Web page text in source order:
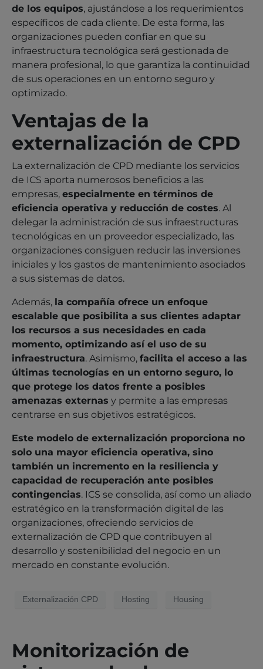
de los equipos, ajustándose a los requerimientos
específicos de cada cliente. De esta forma, las
organizaciones pueden confiar en que su
infraestructura tecnológica será gestionada de
manera profesional, lo que garantiza la continuidad
de sus operaciones en un entorno seguro y
optimizado.
Ventajas de la
externalización de CPD
La externalización de CPD mediante los servicios
de ICS aporta numerosos beneficios a las
empresas, especialmente en términos de
eficiencia operativa y reducción de costes. Al
delegar la administración de sus infraestructuras
tecnológicas en un proveedor especializado, las
organizaciones consiguen reducir las inversiones
iniciales y los gastos de mantenimiento asociados
a sus sistemas de datos.
Además, la compañía ofrece un enfoque
escalable que posibilita a sus clientes adaptar
los recursos a sus necesidades en cada
momento, optimizando así el uso de su
infraestructura. Asimismo, facilita el acceso a las
últimas tecnologías en un entorno seguro, lo
que protege los datos frente a posibles
amenazas externas y permite a las empresas
centrarse en sus objetivos estratégicos.
Este modelo de externalización proporciona no
solo una mayor eficiencia operativa, sino
también un incremento en la resiliencia y
capacidad de recuperación ante posibles
contingencias. ICS se consolida, así como un aliado
estratégico en la transformación digital de las
organizaciones, ofreciendo servicios de
externalización de CPD que contribuyen al
desarrollo y sostenibilidad del negocio en un
mercado en constante evolución.
Externalización CPD Hosting Housing
Monitorización de